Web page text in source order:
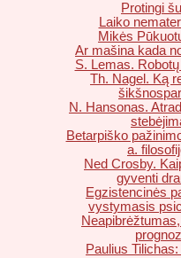
Protingi
Laiko
Mikės
Ar mašina kada
S. Lemas.
Th. Nagel. Ką
N. Hansonas.
Betarpiško
a.
Ned Crosby.
gyventi
Egzistencinės
vystymasis
Paulius